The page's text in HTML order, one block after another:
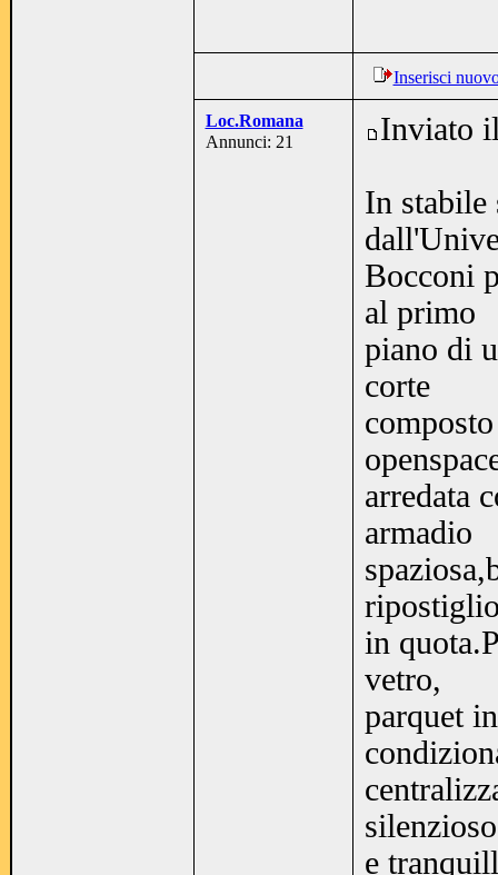
Inserisci
Loc.Romana
Annunci: 21
Inviato
In stabile
Bocconi
al primo
piano di
corte
arredata
armadio
in
vetro,
parquet
silenzioso
e